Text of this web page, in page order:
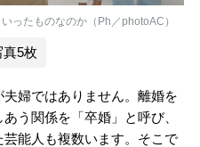
ったものなのか（Ph／photoAC）
真5枚
婦ではありません。離婚を
う関係を「卒婚」と呼び、
能人も複数います。そこで